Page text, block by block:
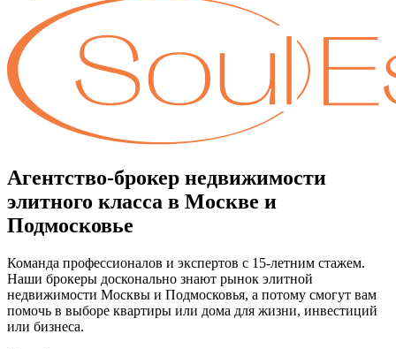
Агентство-брокер недвижимости
элитного класса в Москве и
Подмосковье
Команда профессионалов и экспертов с 15-летним стажем.
Наши брокеры досконально знают рынок элитной
недвижимости Москвы и Подмосковья, а потому смогут вам
помочь в выборе квартиры или дома для жизни, инвестиций
или бизнеса.